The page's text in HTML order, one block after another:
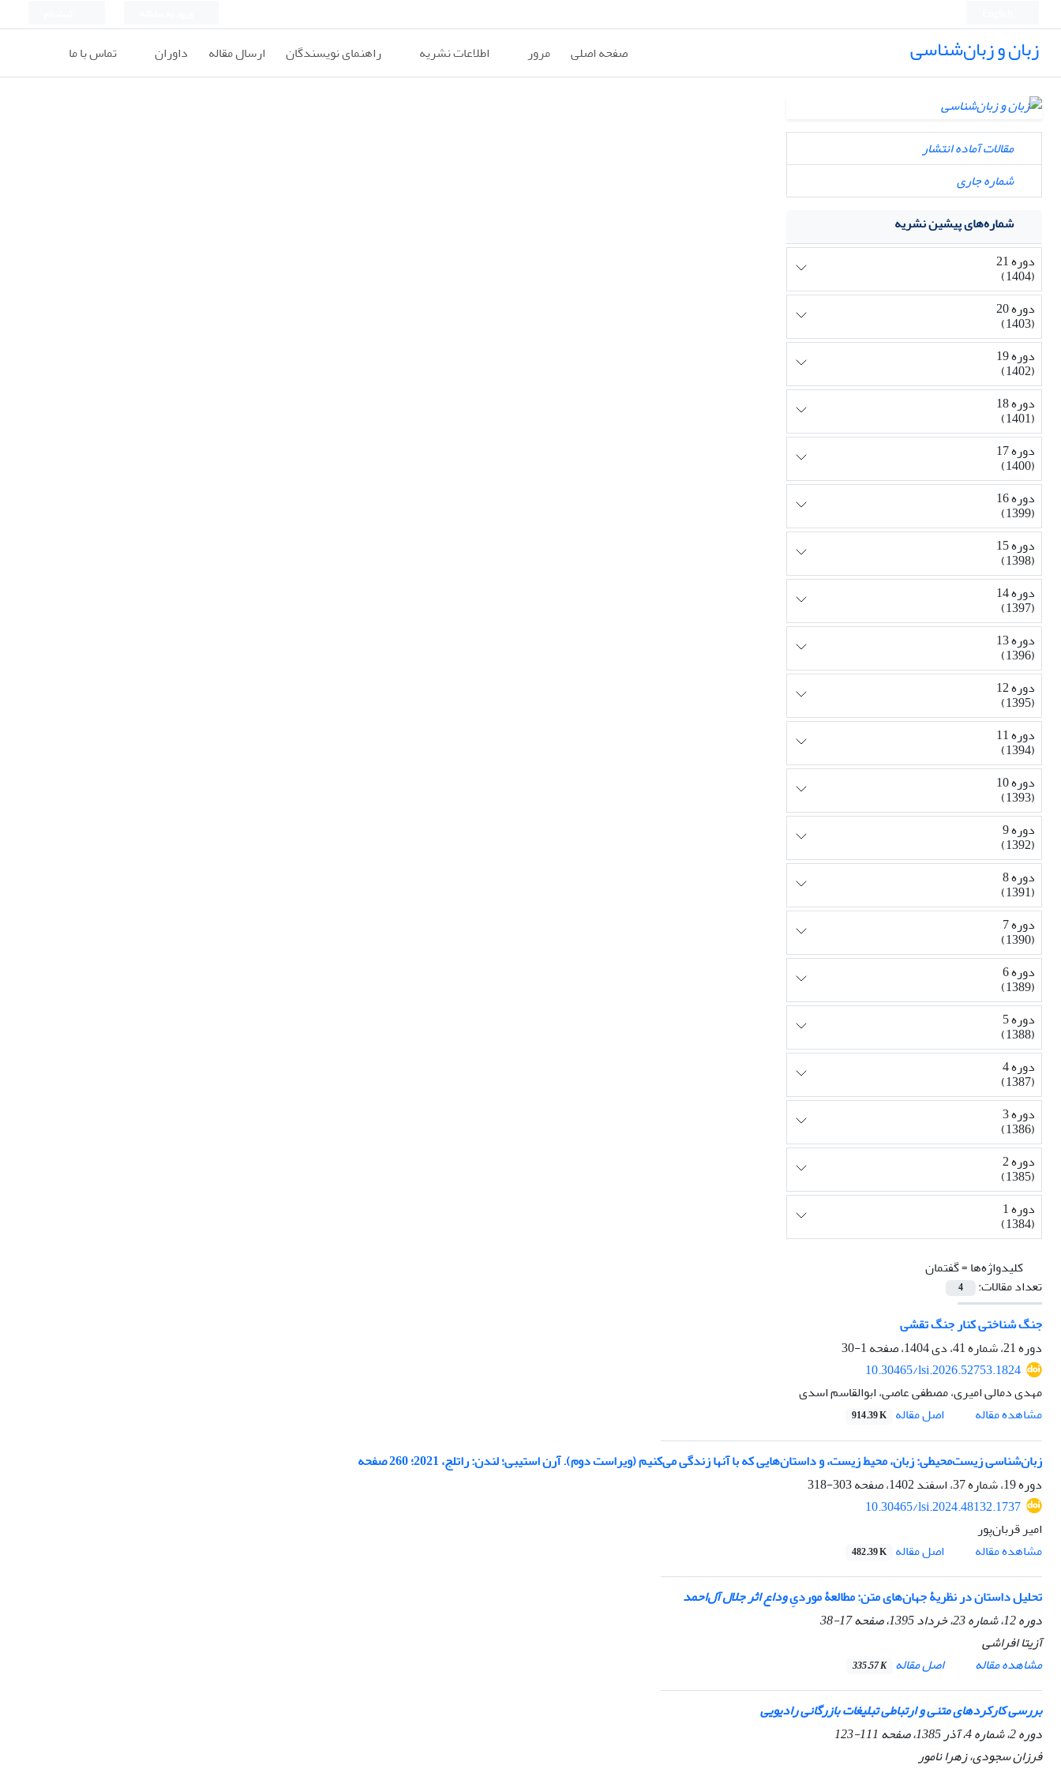
زبان و زبان‌شناسی صفحه اصلی مرور اطلاعات نشریه راهنمای نویسندگان ارسال مقاله داوران تماس با ما
کلیدواژه‌ها =گفتمان
تعداد مقالات:
4
جنگ شناختی کنار جنگ تقشی
دوره 21، شماره 41، دی 1404، صفحه
1-30
10.30465/lsi.2026.52753.1824
مهدی دمالی امیری، مصطفی عاصی، ابوالقاسم اسدی
مشاهده مقاله
اصل مقاله 914.39 K
زبان‌شناسی زیست‌محیطی: زبان، محیط زیست، و داستان‌هایی که با آنها زندگی می‌کنیم (ویراست دوم). آرن استیبی؛ لندن: راتلج، 2021؛ 260 صفحه
دوره 19، شماره 37، اسفند 1402، صفحه
303-318
10.30465/lsi.2024.48132.1737
امیر قربان‌پور
مشاهده مقاله
اصل مقاله 482.39 K
تحلیل داستان در نظریۀ جهان‌های متن: مطالعۀ موردیِوداعاثر جلال آل‌احمد
دوره 12، شماره 23، خرداد 1395، صفحه
17-38
آزیتا افراشی
مشاهده مقاله
اصل مقاله 335.57 K
بررسی کارکردهای متنی و ارتباطی تبلیغات بازرگانی رادیویی
دوره 2، شماره 4، آذر 1385، صفحه
111-123
فرزان سجودی، زهرا نامور
مقالات آماده انتشار
شماره جاری
شماره‌های پیشین نشریه
دوره 21
(1404)
دوره 20
(1403)
دوره 19
(1402)
دوره 18
(1401)
دوره 17
(1400)
دوره 16
(1399)
دوره 15
(1398)
دوره 14
(1397)
دوره 13
(1396)
دوره 12
(1395)
دوره 11
(1394)
دوره 10
(1393)
دوره 9
(1392)
دوره 8
(1391)
دوره 7
(1390)
دوره 6
(1389)
دوره 5
(1388)
دوره 4
(1387)
دوره 3
(1386)
دوره 2
(1385)
دوره 1
(1384)